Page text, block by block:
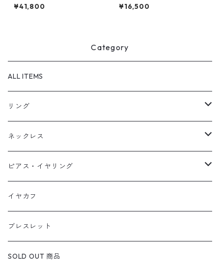
ーツSilverリング LINDEN(リ
ンデン）[L001]
¥41,800
（プランタ）
¥16,500
Category
ALL ITEMS
リング
天然石1点ものリング【Gold】（在庫ありのみ絞込）
天然石1点ものリング【Silver】（在庫ありのみ絞込）
定番リング
ネックレス
天然石1点ものネックレス（在庫ありのみ絞込）
定番ネックレス
ピアス・イヤリング
天然石1点ものピアス（在庫ありのみ絞込）
定番ピアス/イヤリング
イヤカフ
ブレスレット
SOLD OUT 商品